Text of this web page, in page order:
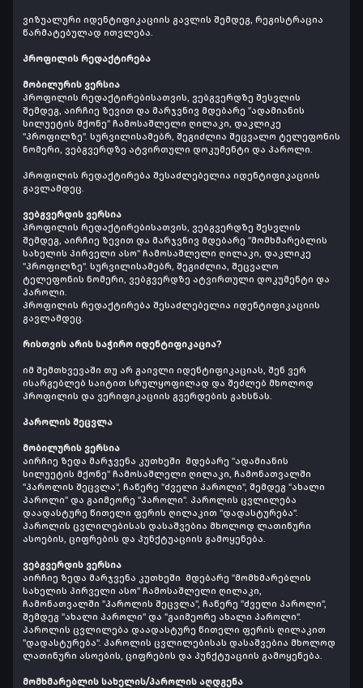
ვიზუალური იდენტიფიკაციის გავლის შემდეგ, რეგისტრაცია
წარმატებულად ითვლება.
პროფილის რედაქტირება
მობილურის ვერსია
პროფილის რედაქტირებისათვის, ვებგვერდზე შესვლის
შემდეგ, აირჩიე ზევით და მარჯვნივ მდებარე "ადამიანის
სილუეტის მქონე" ჩამოსაშლელი ღილაკი, დაკლიკე
"პროფილზე". სურვილისამებრ, შეგიძლია შეცვალო ტელეფონის
ნომერი, ვებგვერდზე ატვირთული დოკუმენტი და პაროლი.
პროფილის რედაქტირება შესაძლებელია იდენტიფიკაციის
გავლამდეც.
ვებგვერდის ვერსია
პროფილის რედაქტირებისათვის, ვებგვერდზე შესვლის
შემდეგ, აირჩიე ზევით და მარჯვნივ მდებარე "მომხმარებლის
სახელის პირველი ასო" ჩამოსაშლელი ღილაკი, დაკლიკე
"პროფილზე". სურვილისამებრ, შეგიძლია, შეცვალო
ტელეფონის ნომერი, ვებგვერდზე ატვირთული დოკუმენტი და
პაროლი.
პროფილის რედაქტირება შესაძლებელია იდენტიფიკაციის
გავლამდეც.
რისთვის არის საჭირო იდენტიფიკაცია?
იმ შემთხვევაში თუ არ გაივლი იდენტიფიკაციას, შენ ვერ
ისარგებლებ საიტით სრულყოფილად და შეძლებ მხოლოდ
პროფილის და ვერიფიკაციის გვერდების გახსნას.
პაროლის შეცვლა
მობილურის ვერსია
აირჩიე ზედა მარჯვენა კუთხეში მდებარე "ადამიანის
სილუეტის მქონე" ჩამოსაშლელი ღილაკი, ჩამონათვალში
"პაროლის შეცვლა", ჩაწერე "ძველი პაროლი", შემდეგ "ახალი
პაროლი" და გაიმეორე "პაროლი". პაროლის ცვლილება
დაადასტურე წითელი ფერის ღილაკით "დადასტურება".
პაროლის ცვლილებისას დასაშვებია მხოლოდ ლათინური
ასოების, ციფრების და პუნქტუაციის გამოყენება.
ვებგვერდის ვერსია
აირჩიე ზედა მარჯვენა კუთხეში მდებარე "მომხმარებლის
სახელის პირველი ასო" ჩამოსაშლელი ღილაკი,
ჩამონათვალში "პაროლის შეცვლა", ჩაწერე "ძველი პაროლი",
შემდეგ "ახალი პაროლი" და "გაიმეორე ახალი პაროლი".
პაროლის ცვლილება დაადასტურე წითელი ფერის ღილაკით
"დადასტურება". პაროლის ცვლილებისას დასაშვებია მხოლოდ
ლათინური ასოების, ციფრების და პუნქტუაციის გამოყენება.
მომხმარებლის სახელის/პაროლის აღდგენა